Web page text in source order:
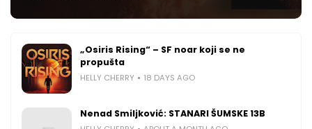
„Osiris Rising“ – SF noar koji se ne
propušta
HELLY CHERRY 18 DAYS AGO
Nenad Smiljković: STANARI ŠUMSKE 13B